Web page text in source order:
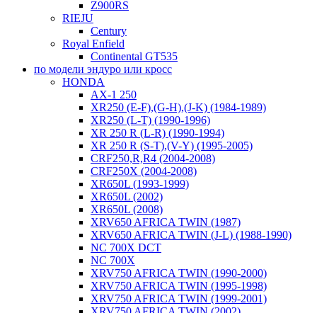
Z900RS
RIEJU
Century
Royal Enfield
Continental GT535
по модели эндуро или кросс
HONDA
AX-1 250
XR250 (E-F),(G-H),(J-K) (1984-1989)
XR250 (L-T) (1990-1996)
XR 250 R (L-R) (1990-1994)
XR 250 R (S-T),(V-Y) (1995-2005)
CRF250,R,R4 (2004-2008)
CRF250X (2004-2008)
XR650L (1993-1999)
XR650L (2002)
XR650L (2008)
XRV650 AFRICA TWIN (1987)
XRV650 AFRICA TWIN (J-L) (1988-1990)
NC 700X DCT
NC 700X
XRV750 AFRICA TWIN (1990-2000)
XRV750 AFRICA TWIN (1995-1998)
XRV750 AFRICA TWIN (1999-2001)